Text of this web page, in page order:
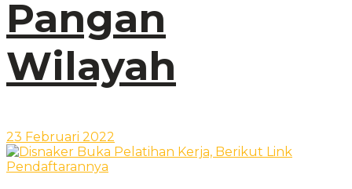
Pangan
Wilayah
23 Februari 2022